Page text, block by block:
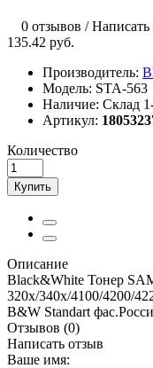
0 отзывов /Написать
135.42 руб.
Производитель:
Модель: STA-563
Наличие: Склад
Артикул:
Количество
Купить
Описание
Black&White Тонер
320x/340x/4100/4200/
B&W Standart
Отзывов (0)
Написать отзыв
Ваше имя: